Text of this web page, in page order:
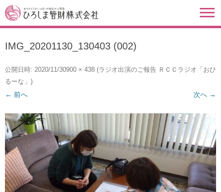
IMG_20201130_130403 (002)
公開日時: 2020/11/30900 × 438 (ラジオ出演のご報告 ＲＣＣラジオ「おひ
るーな」 )
← 前へ 次へ →